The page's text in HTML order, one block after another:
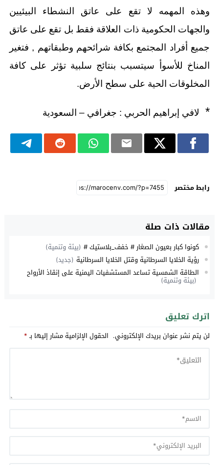
وهذه المهمه لا تقع على عاتق النشطاء البيئيين
والجهات الحكومية ذات العلاقة فقط بل تقع على عاتق
جميع أفراد المجتمع بكافة شرائحهم وطبقاتهم , فتغير
المناخ للأسوأ سيتسبب بنتائج سلبية تؤثر على كافة
المخلوقات الحية على سطح الأرض.
* لافي إبراهيم الحربي : جغرافي – السعودية
رابط مختصر
مقالات ذات صلة
كونوا كبار بعيون الصغار # خفف_بلاستيك # (بيئة وتنمية)
رؤية الخلايا السرطانية وقتل الخلايا السرطانية (جديد)
الطاقة الشمسية تساعد المستشفيات اليمنية على إنقاذ الأرواح
(بيئة وتنمية)
اترك تعليق
لن يتم نشر عنوان بريدك الإلكتروني. الحقول الإلزامية مشار إليها بـ*